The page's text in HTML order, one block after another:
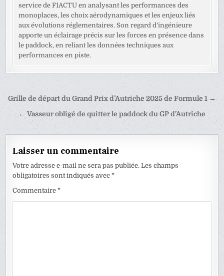
service de F1ACTU en analysant les performances des
monoplaces, les choix aérodynamiques et les enjeux liés
aux évolutions réglementaires. Son regard d’ingénieure
apporte un éclairage précis sur les forces en présence dans
le paddock, en reliant les données techniques aux
performances en piste.
Navigation
de
Grille de départ du Grand Prix d’Autriche 2025 de Formule 1 →
← Vasseur obligé de quitter le paddock du GP d’Autriche
Laisser un commentaire
Votre adresse e-mail ne sera pas publiée. Les champs
obligatoires sont indiqués avec*
Commentaire*